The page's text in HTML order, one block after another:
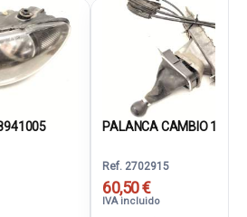
PALANCA CAMBIO
Ref. 2702915
60,50 €
IVA incluido